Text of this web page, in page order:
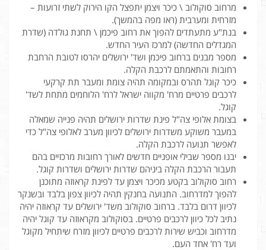
מרחוב סוקולוב \ כיכר ויצמן יתפצל הקו הירוק לשתי זרועות –
מזרחית ומערבית (ראו מפה בהמשך).
בנת"ע מתעתדים להפוך את רחוב פיכמן \ תחנת גולדה (שדרת
המגדלים החדשה) למרכז העיר החדש.
מספר מבנים ברחוב פיכמן ושד' ירושלים יהרסו לטובת הרחבת
רחובות והתאמתם לרכבת הקלה.
כיכר קוגל תהרס ובמקומה תהיה צומת ומעבר תת קרקעי
לרכבים פרטיים מרח' מקווה ישראל לרח' הלוחמים מתחת לשד'
קוגל.
בצומת אלופי צה"ל פינת שדרות ירושלים תהיה פנייה שמאלה
במעבר משוקע משדרות ירושלים לכיוון מערב לאלופי צה"ל כדי
לאפשר תנועה לרכבת הקלה.
יבנו מספר שבילי אופניים חדשים לאורך רחובות מרכזיים בהם
תעבור הרכבת הקלה ביניהם שדרות ירושלים ושדרות קוגל.
רחוב סוקולוב בקטע מכיכר ויצמן עד לפינת קראוזה מתוכנן
להפוך למדרחוב. התנועה בחנקין תהיה לכיוון צפון בלבד ובשנקר
לכיוון דרום בלבד. ברחוב סוקולוב משד' ירושלים עד קראוזה יהיה
נתיב לכל כיוון לרכבים פרטיים. בסוקולוב מקראוזה עד קוגל יהיה
מדרחוב וכביש שירות לרכבים פרטיים לכיוון מזרח שיתחיל מקוגל
ועד רח' אחד העם.